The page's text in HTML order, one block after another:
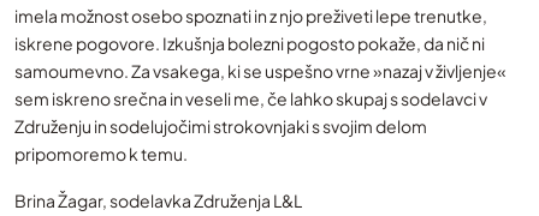
imela možnost osebo spoznati in z njo preživeti lepe trenutke,
iskrene pogovore. Izkušnja bolezni pogosto pokaže, da nič ni
samoumevno. Za vsakega, ki se uspešno vrne »nazaj v življenje«
sem iskreno srečna in veseli me, če lahko skupaj s sodelavci v
Združenju in sodelujočimi strokovnjaki s svojim delom
pripomoremo k temu.
Brina Žagar, sodelavka Združenja L&L